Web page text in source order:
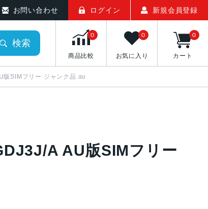
お問い合わせ ログイン 新規会員登録
検索
商品比較
0
お気に入り
0
カート
0
SIMフリー ジャンク品 au
A AU版SIMフリー